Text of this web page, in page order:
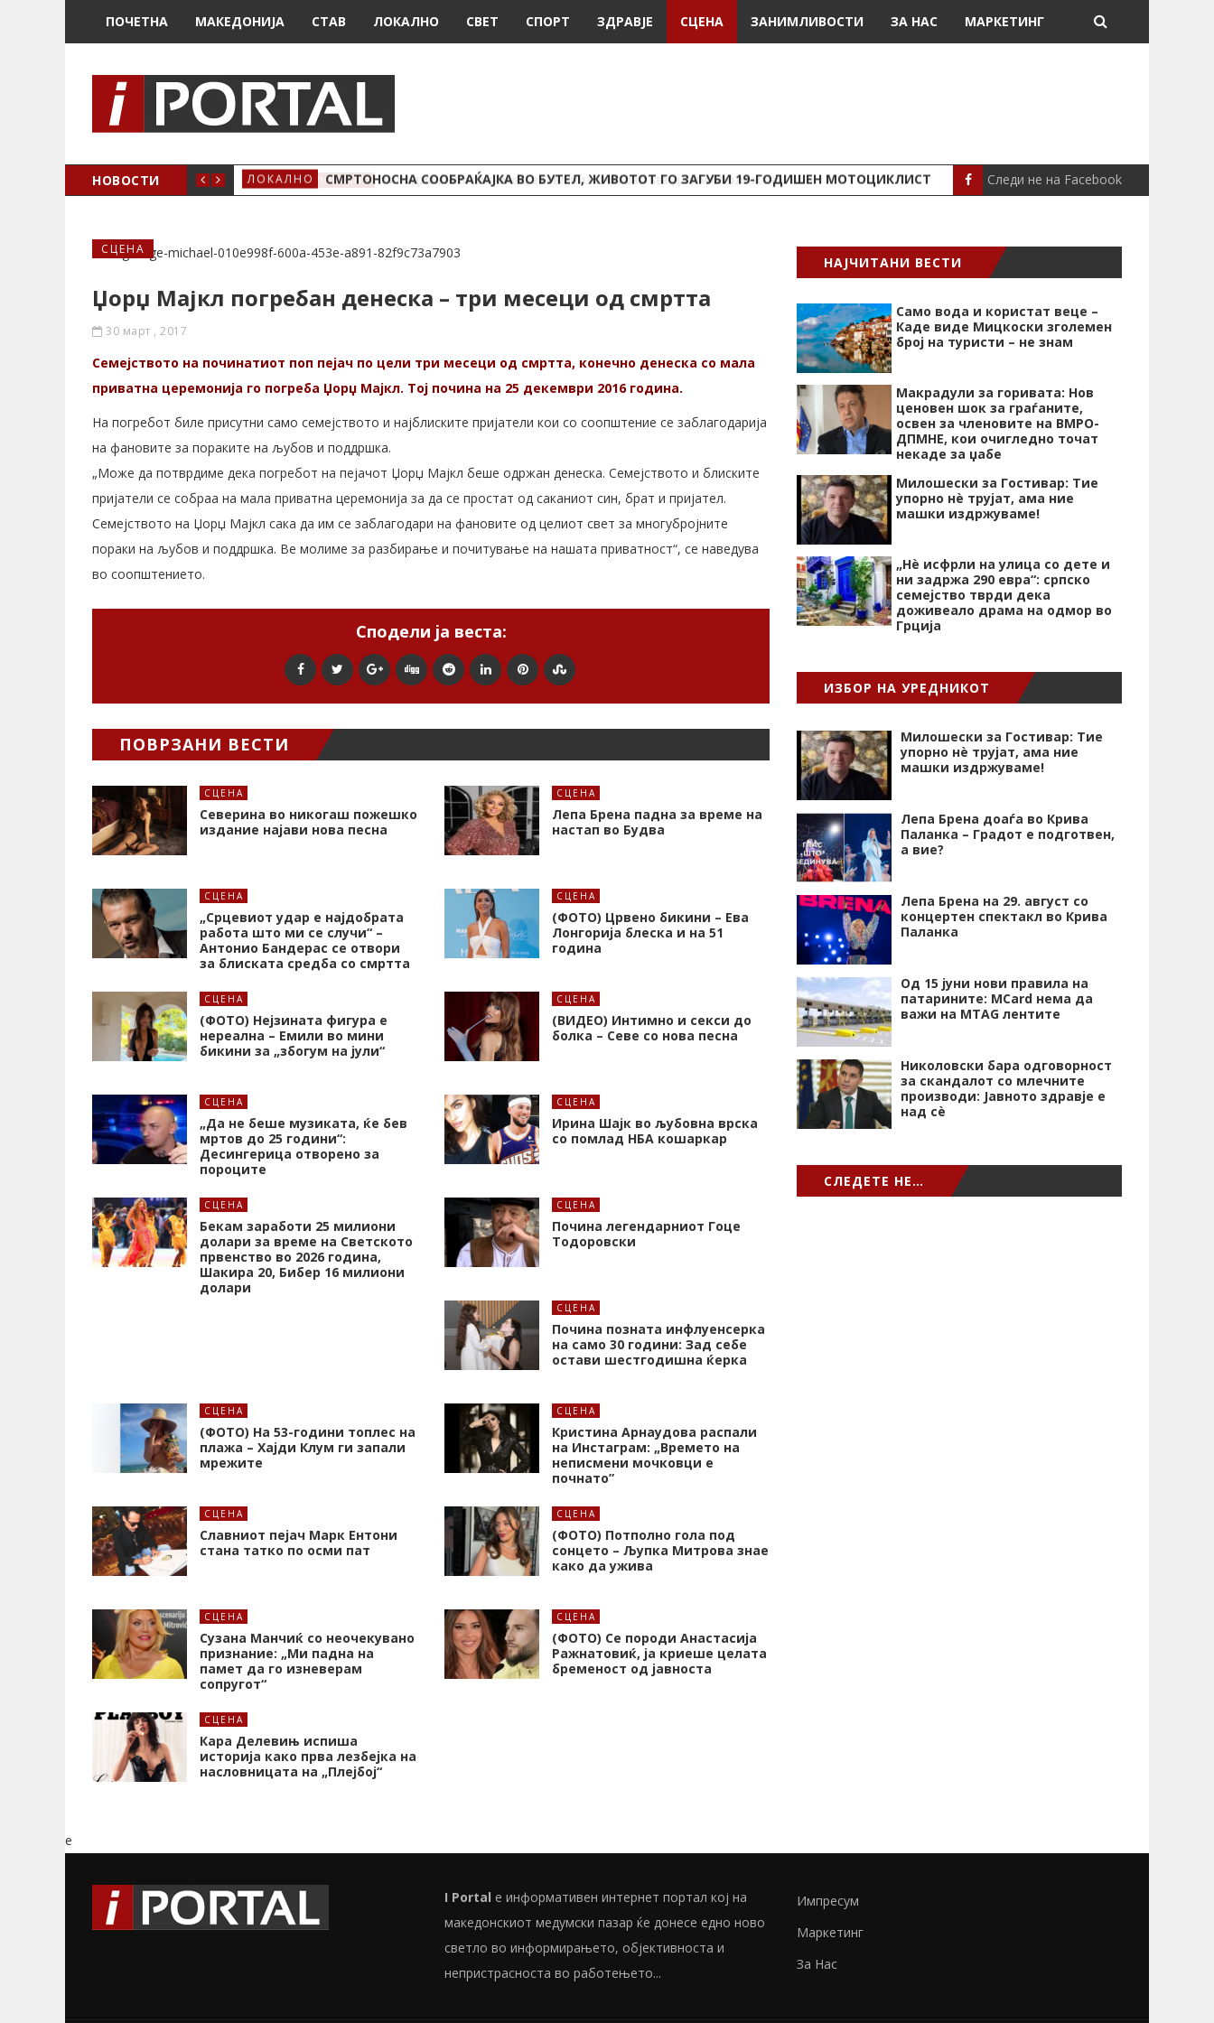
ПОЧЕТНА МАКЕДОНИЈА СТАВ ЛОКАЛНО СВЕТ СПОРТ ЗДРАВЈЕ СЦЕНА ЗАНИМЛИВОСТИ ЗА НАС МАРКЕТИНГ
НОВОСТИ ЛОКАЛНО СМРТОНОСНА СООБРАЌАЈКА ВО БУТЕЛ, ЖИВОТОТ ГО ЗАГУБИ 19-ГОДИШЕН МОТОЦИКЛИСТ СЦЕНА СЕВЕРИНА ВО
Следи не на Facebook
СЦЕНА
Џорџ Мајкл погребан денеска – три месеци од смртта
30 март , 2017
Семејството на починатиот поп пејач по цели три месеци од смртта, конечно денеска со мала
приватна церемонија го погреба Џорџ Мајкл. Тој почина на 25 декември 2016 година.
На погребот биле присутни само семејството и најблиските пријатели кои со соопштение се заблагодарија
на фановите за пораките на љубов и поддршка.
„Може да потврдиме дека погребот на пејачот Џорџ Мајкл беше одржан денеска. Семејството и блиските
пријатели се собраа на мала приватна церемонија за да се простат од саканиот син, брат и пријател.
Семејството на Џорџ Мајкл сака да им се заблагодари на фановите од целиот свет за многубројните
пораки на љубов и поддршка. Ве молиме за разбирање и почитување на нашата приватност“, се наведува
во соопштението.
Сподели ја веста:
ПОВРЗАНИ ВЕСТИ
СЦЕНА
Северина во никогаш пожешко
издание најави нова песна
СЦЕНА
Лепа Брена падна за време на
настап во Будва
СЦЕНА
„Срцевиот удар е најдобрата
работа што ми се случи“ –
Антонио Бандерас се отвори
за блиската средба со смртта
СЦЕНА
(ФОТО) Црвено бикини – Ева
Лонгорија блеска и на 51
година
СЦЕНА
(ФОТО) Нејзината фигура е
нереална – Емили во мини
бикини за „збогум на јули“
СЦЕНА
(ВИДЕО) Интимно и секси до
болка – Севе со нова песна
СЦЕНА
„Да не беше музиката, ќе бев
мртов до 25 години“:
Десингерица отворено за
пороците
СЦЕНА
Ирина Шајк во љубовна врска
со помлад НБА кошаркар
СЦЕНА
Бекам заработи 25 милиони
долари за време на Светското
првенство во 2026 година,
Шакира 20, Бибер 16 милиони
долари
СЦЕНА
Почина легендарниот Гоце
Тодоровски
СЦЕНА
Почина позната инфлуенсерка
на само 30 години: Зад себе
остави шестгодишна ќерка
СЦЕНА
(ФОТО) На 53-години топлес на
плажа – Хајди Клум ги запали
мрежите
СЦЕНА
Кристина Арнаудова распали
на Инстаграм: „Времето на
неписмени мочковци е
почнато”
СЦЕНА
Славниот пејач Марк Ентони
стана татко по осми пат
СЦЕНА
(ФОТО) Потполно гола под
сонцето – Љупка Митрова знае
како да ужива
СЦЕНА
Сузана Манчиќ со неочекувано
признание: „Ми падна на
памет да го изневерам
сопругот“
СЦЕНА
(ФОТО) Се породи Анастасија
Ражнатовиќ, ја криеше целата
бременост од јавноста
СЦЕНА
Кара Делевињ испиша
историја како прва лезбејка на
насловницата на „Плејбој“
НАЈЧИТАНИ ВЕСТИ
Само вода и користат веце –
Каде виде Мицкоски зголемен
број на туристи – не знам
Макрадули за горивата: Нов
ценовен шок за граѓаните,
освен за членовите на ВМРО-
ДПМНЕ, кои очигледно точат
некаде за џабе
Милошески за Гостивар: Тие
упорно нѐ трујат, ама ние
машки издржуваме!
„Нѐ исфрли на улица со дете и
ни задржа 290 евра“: српско
семејство тврди дека
доживеало драма на одмор во
Грција
ИЗБОР НА УРЕДНИКОТ
Милошески за Гостивар: Тие
упорно нѐ трујат, ама ние
машки издржуваме!
Лепа Брена доаѓа во Крива
Паланка – Градот е подготвен,
а вие?
Лепа Брена на 29. август со
концертен спектакл во Крива
Паланка
Од 15 јуни нови правила на
патарините: MCard нема да
важи на MTAG лентите
Николовски бара одговорност
за скандалот со млечните
производи: Јавното здравје е
над сѐ
СЛЕДЕТЕ НЕ…
e
I Portal е информативен интернет портал кој на
македонскиот медумски пазар ќе донесе едно ново
светло во информирањето, објективноста и
непристрасноста во работењето...
Импресум
Маркетинг
За Нас